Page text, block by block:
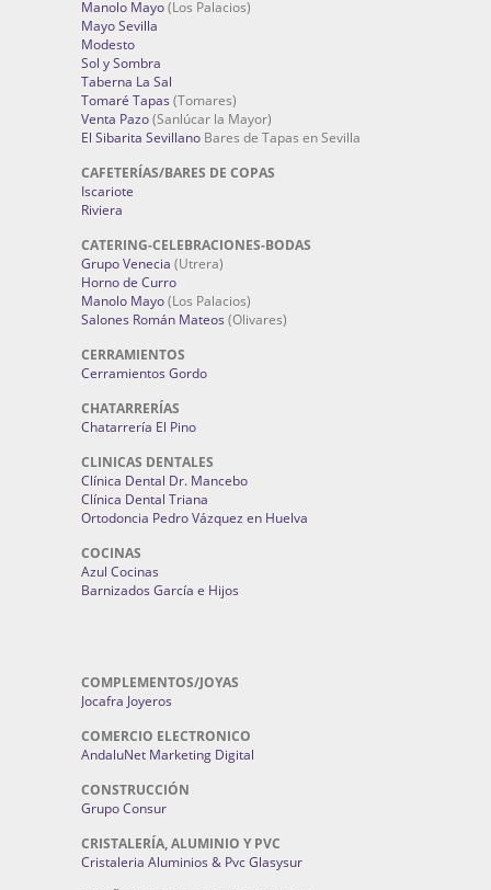
Manolo Mayo(Los Palacios)
Mayo Sevilla
Modesto
Sol y Sombra
Taberna La Sal
Tomaré Tapas (Tomares)
Venta Pazo(Sanlúcar la Mayor)
El Sibarita Sevillano Bares de Tapas en Sevilla
CAFETERÍAS/BARES DE COPAS
Iscariote
Riviera
CATERING-CELEBRACIONES-BODAS
Grupo Venecia (Utrera)
Horno de Curro
Manolo Mayo(Los Palacios)
Salones Román Mateos (Olivares)
CERRAMIENTOS
Cerramientos Gordo
CHATARRERÍAS
Chatarrería El Pino
CLINICAS DENTALES
Clínica Dental Dr. Mancebo
Clínica Dental Triana
Ortodoncia Pedro Vázquez en Huelva
COCINAS
Azul Cocinas
Barnizados García e Hijos
COMPLEMENTOS/JOYAS
Jocafra Joyeros
COMERCIO ELECTRONICO
AndaluNet Marketing Digital
CONSTRUCCIÓN
Grupo Consur
CRISTALERÍA, ALUMINIO Y PVC
Cristaleria Aluminios & Pvc Glasysur